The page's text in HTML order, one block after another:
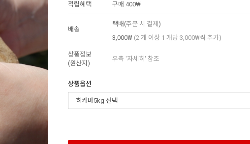
적립혜택 구매 400₩
배송
택배(주문 시 결제 )
3,000₩ (2 개 이상 1 개당 3,000₩씩 추가)
상품정보
(원산지)
우측 '자세히' 참조
상품옵션
- 히카마5kg 선택 -